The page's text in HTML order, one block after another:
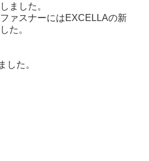
ました。
ァスナーにはEXCELLAの新
た。
した。